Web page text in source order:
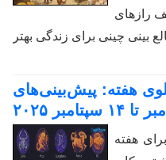
رازهای
هفته: پیش‌بینی‌های
هفته